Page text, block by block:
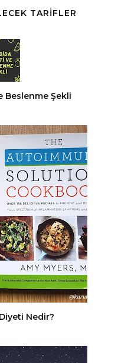
TARİFLER
Beslenme Şekli
Nedir?